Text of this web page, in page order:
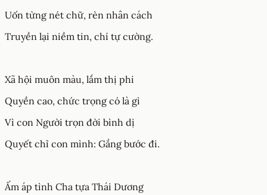
Uốn từng nét chữ, rèn nhân cách
Truyền lại niềm tin, chí tự cường.
Xã hội muôn màu, lắm thị phi
Quyền cao, chức trọng có là gì
Vì con Người trọn đời bình dị
Quyết chỉ con mình: Gắng bước đi.
Ấm áp tình Cha tựa Thái Dương